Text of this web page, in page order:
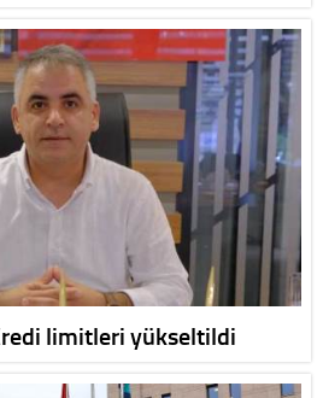
limitleri yükseltildi